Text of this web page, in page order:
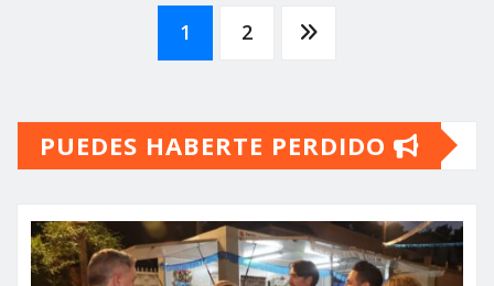
Paginación
entradas
1 2
PUEDES HABERTE PERDIDO